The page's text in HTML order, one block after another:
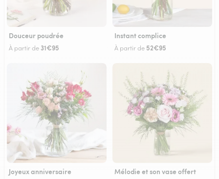
Douceur poudrée
À partir de 31€95
Instant complice
À partir de 52€95
Joyeux anniversaire Mélodie et son vase offert